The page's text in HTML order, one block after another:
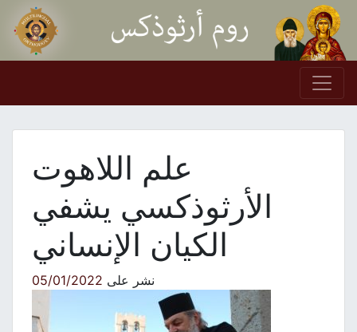
Skip to content
Main Navigation
علم اللاهوت
الأرثوذكسي يشفي
الكيان الإنساني
نشر على05/01/2022